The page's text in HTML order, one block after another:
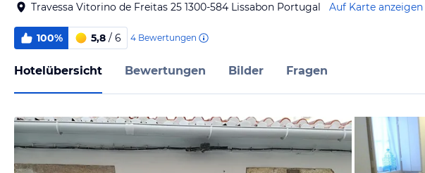
Travessa Vitorino de Freitas 25 1300-584 Lissabon Portugal Auf Karte anzeigen
100% 5,8 / 6 4 Bewertungen
Hotelübersicht Bewertungen Bilder Fragen